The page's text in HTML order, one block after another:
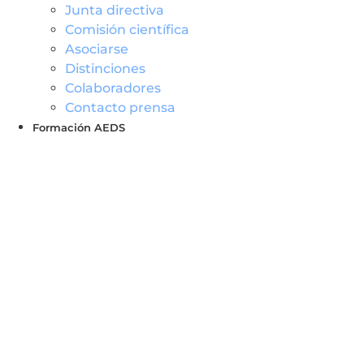
Junta directiva
Comisión científica
Asociarse
Distinciones
Colaboradores
Contacto prensa
Formación AEDS